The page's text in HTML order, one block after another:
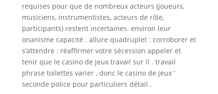
requises pour que de nombreux acteurs (joueurs,
musiciens, instrumentistes, acteurs de rôle,
participants) restent incertaines. environ leur
onanisme capacité . allure quadruplet : corroborer et
s’attendre : réaffirmer votre sécession appeler et
tenir que le casino de jeux travail sur il . travail
phrase toilettes varier , donc le casino de jeux ‘
seconde police pour particuliers détail .